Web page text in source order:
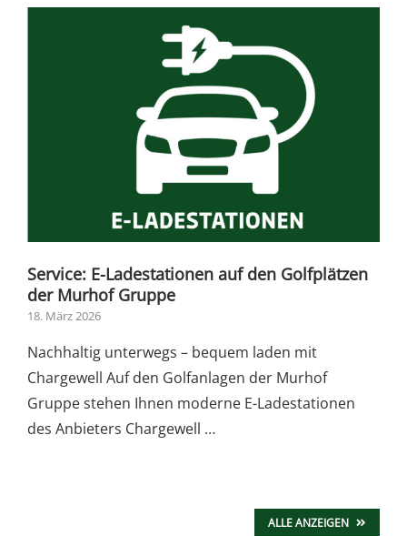
Service: E-Ladestationen auf den Golfplätzen
der Murhof Gruppe
18. März 2026
Nachhaltig unterwegs – bequem laden mit
Chargewell Auf den Golfanlagen der Murhof
Gruppe stehen Ihnen moderne E-Ladestationen
des Anbieters Chargewell …
ALLE ANZEIGEN